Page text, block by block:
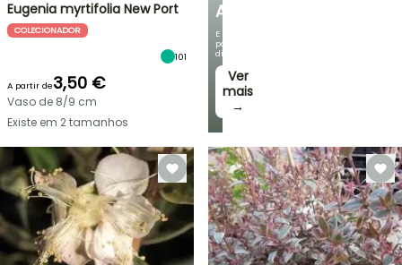
VENDAS
RELÂMPAGO
ATÉ
30%
BULBOS
DE
PRIMAVERA
ACESSÍVEIS
E
poupe
dinheiro!
Ver
mais
→
Eugenia myrtifolia New Port
COLECIONADOR
101
A partir de3,50 €
Vaso de 8/9 cm
Existe em 2 tamanhos